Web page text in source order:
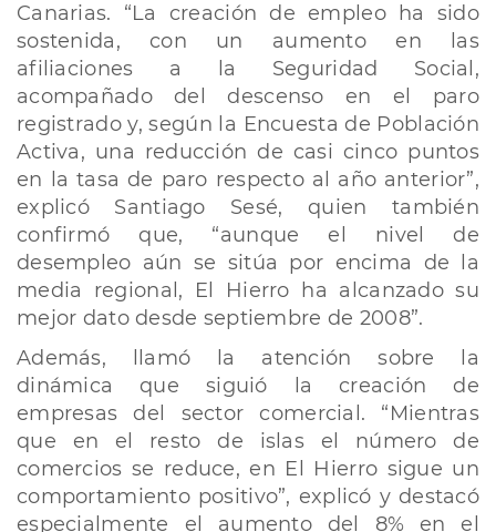
Canarias. “La creación de empleo ha sido
sostenida, con un aumento en las
afiliaciones a la Seguridad Social,
acompañado del descenso en el paro
registrado y, según la Encuesta de Población
Activa, una reducción de casi cinco puntos
en la tasa de paro respecto al año anterior”,
explicó Santiago Sesé, quien también
confirmó que, “aunque el nivel de
desempleo aún se sitúa por encima de la
media regional, El Hierro ha alcanzado su
mejor dato desde septiembre de 2008”.
Además, llamó la atención sobre la
dinámica que siguió la creación de
empresas del sector comercial. “Mientras
que en el resto de islas el número de
comercios se reduce, en El Hierro sigue un
comportamiento positivo”, explicó y destacó
especialmente el aumento del 8% en el